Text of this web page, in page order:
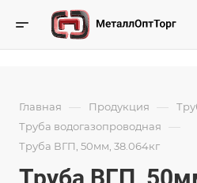
Главная — Продукция —
Труба водогазопроводная —
Труба ВГП, 50мм, 38.064кг